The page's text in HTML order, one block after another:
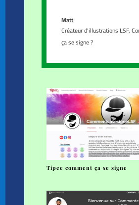
Matt
Créateur d'illustrations LSF,
ça se signe ?
Tipee comment ça se signe